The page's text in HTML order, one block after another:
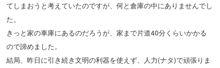
てしまおうと考えていたのですが、何と倉庫の中にありませんでし
た。
きっと家の車庫にあるのだろうが、家まで片道40分くらいかかる
ので諦めました。
結局、昨日に引き続き文明の利器を使えず、人力(ナタ)で頑張りま